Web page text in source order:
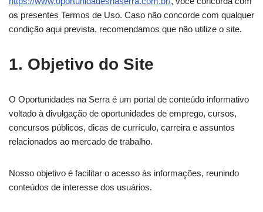
os presentes Termos de Uso. Caso não concorde com qualquer
condição aqui prevista, recomendamos que não utilize o site.
1. Objetivo do Site
O Oportunidades na Serra é um portal de conteúdo informativo
voltado à divulgação de oportunidades de emprego, cursos,
concursos públicos, dicas de currículo, carreira e assuntos
relacionados ao mercado de trabalho.
Nosso objetivo é facilitar o acesso às informações, reunindo
conteúdos de interesse dos usuários.